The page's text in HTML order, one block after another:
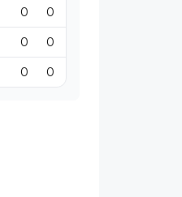
0 0
0 0
0 0